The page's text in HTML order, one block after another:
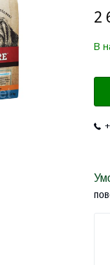
2
В